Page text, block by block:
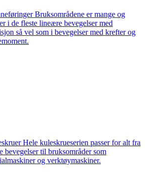
Bruksområdene er mange og
i de fleste lineære bevegelser med
så vel som i bevegelser med krefter og
Hele kuleskrueserien passer for alt fra
bevegelser til bruksområder som
og verktøymaskiner.